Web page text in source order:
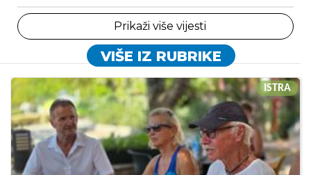
Prikaži više vijesti
VIŠE IZ RUBRIKE
ISTRA